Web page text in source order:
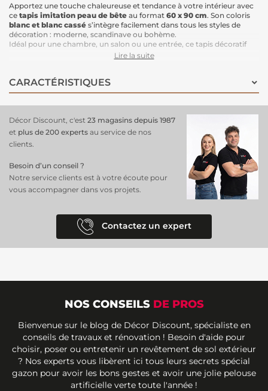
Apportez une touche chaleureuse et tendance à votre intérieur avec
ce tapis imitation peau de bête au format 60 x 90 cm. Son coloris
blanc et blanc cassé s’intègre facilement dans tous les styles de
décoration : moderne, scandinave ou bohème.
Idéal pour une chambre, un salon ou une entrée, ce tapis décoratif
excellent rapport qualité/prixet permet de sublimer votre
Type : tapis imitation peau de bête
Dimensions : 60 x 90 cm
Avantage : très bon rapport qualité/prix
Un choix parfait pour ajouter du style et de la douceur à votre
intérieur.
Lire la suite
CARACTÉRISTIQUES
Décor Discount, c'est 23 magasins depuis 1987
et plus de 200 experts au service de nos
clients.
Besoin d’un conseil ?
Notre service clients est à votre écoute pour
vous accompagner dans vos projets.
Contactez un expert
NOS CONSEILS DE PROS
Bienvenue sur le blog de Décor Discount, spécialiste en
conseils de travaux et rénovation ! Besoin d'aide pour
choisir, poser ou entretenir un revêtement de sol extérieur
? Nos experts vous libèrent ici tous leurs secrets spécial
gazon pour avoir les bons gestes et avoir une jolie pelouse
artificielle verte toute l'année !